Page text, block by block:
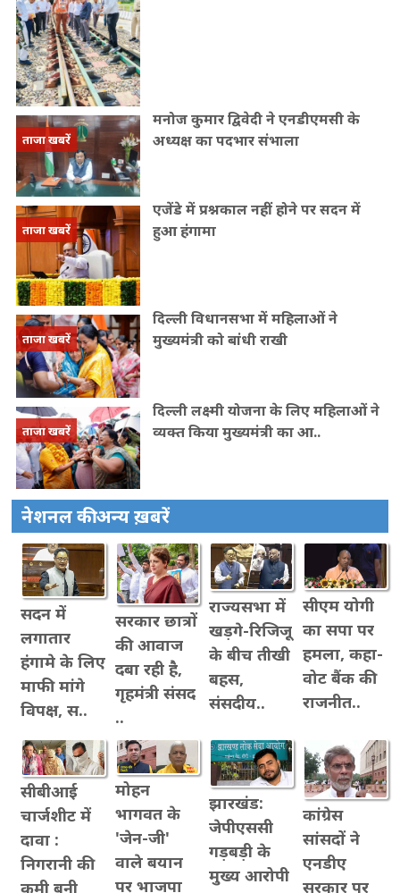
ताजा खबरें
मनोज कुमार द्विवेदी ने एनडीएमसी के
अध्यक्ष का पदभार संभाला
ताजा खबरें
एजेंडे में प्रश्नकाल नहीं होने पर सदन में
हुआ हंगामा
ताजा खबरें
दिल्ली विधानसभा में महिलाओं ने
मुख्यमंत्री को बांधी राखी
ताजा खबरें
दिल्ली लक्ष्मी योजना के लिए महिलाओं ने
व्यक्त किया मुख्यमंत्री का आ..
नेशनल की अन्य ख़बरें
सदन में
लगातार
हंगामे के लिए
माफी मांगे
विपक्ष, स..
सरकार छात्रों
की आवाज
दबा रही है,
गृहमंत्री संसद
..
राज्यसभा में
खड़गे-रिजिजू
के बीच तीखी
बहस,
संसदीय..
सीएम योगी
का सपा पर
हमला, कहा-
वोट बैंक की
राजनीत..
सीबीआई
चार्जशीट में
दावा :
निगरानी की
कमी बनी
मोहन
भागवत के
'जेन-जी'
वाले बयान
पर भाजपा
झारखंड:
जेपीएससी
गड़बड़ी के
मुख्य आरोपी
कांग्रेस
सांसदों ने
एनडीए
सरकार पर